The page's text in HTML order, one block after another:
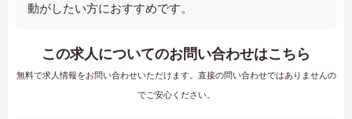
動がしたい方におすすめです。
この求人についてのお問い合わせはこちら
無料で求人情報をお問い合わせいただけます。直接の問い合わせではありませんの
でご安心ください。